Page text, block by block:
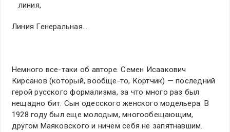
линия,
Линия Генеральная…
Немного все-таки об авторе. Семен Исаакович
Кирсанов (который, вообще-то, Кортчик) — последний
герой русского формализма, за что много раз был
нещадно бит. Сын одесского женского модельера. В
1928 году был еще молодым, многообещающим,
другом Маяковского и ничем себя не запятнавшим.